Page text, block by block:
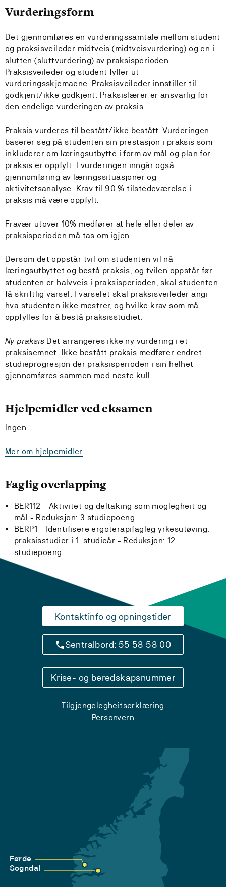
Vurderingsform
Det gjennomføres en vurderingssamtale mellom student
og praksisveileder midtveis (midtveisvurdering) og en i
slutten (sluttvurdering) av praksisperioden.
Praksisveileder og student fyller ut
vurderingsskjemaene. Praksisveileder innstiller til
godkjent/ikke godkjent. Praksislærer er ansvarlig for
den endelige vurderingen av praksis.
Praksis vurderes til bestått/ikke bestått. Vurderingen
baserer seg på studenten sin prestasjon i praksis som
inkluderer om læringsutbytte i form av mål og plan for
praksis er oppfylt. I vurderingen inngår også
gjennomføring av læringssituasjoner og
aktivitetsanalyse. Krav til 90 % tilstedeværelse i
praksis må være oppfylt.
Fravær utover 10% medfører at hele eller deler av
praksisperioden må tas om igjen.
Dersom det oppstår tvil om studenten vil nå
læringsutbyttet og bestå praksis, og tvilen oppstår før
studenten er halvveis i praksisperioden, skal studenten
få skriftlig varsel. I varselet skal praksisveileder angi
hva studenten ikke mestrer, og hvilke krav som må
oppfylles for å bestå praksisstudiet.
Ny praksis Det arrangeres ikke ny vurdering i et
praksisemnet. Ikke bestått praksis medfører endret
studieprogresjon der praksisperioden i sin helhet
gjennomføres sammen med neste kull.
Hjelpemidler ved eksamen
Ingen
Mer om hjelpemidler
Faglig overlapping
BER112 - Aktivitet og deltaking som moglegheit og
mål - Reduksjon: 3 studiepoeng
BERP1 - Identifisere ergoterapifagleg yrkesutøving,
praksisstudier i 1. studieår - Reduksjon: 12
studiepoeng
Kontaktinfo og opningstider
Sentralbord: 55 58 58 00
Krise- og beredskapsnummer
Tilgjengelegheitserklæring
Personvern
Førde
Sogndal